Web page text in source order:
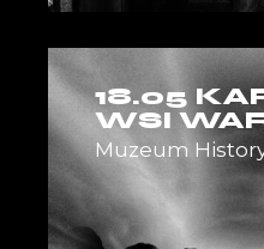
18.05
WSI
Muzeum